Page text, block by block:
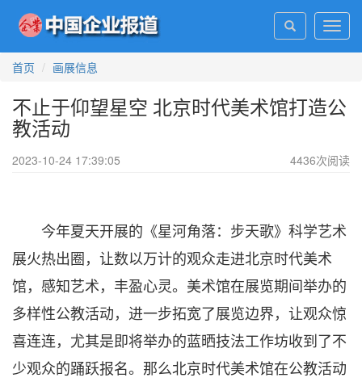
首页
画展信息
不止于仰望星空 北京时代美术馆打造公
教活动
2023-10-24 17:39:05 4436次阅读
今年夏天开展的《星河角落：步天歌》科学艺术
展火热出圈，让数以万计的观众走进北京时代美术
馆，感知艺术，丰盈心灵。美术馆在展览期间举办的
多样性公教活动，进一步拓宽了展览边界，让观众惊
喜连连，尤其是即将举办的蓝晒技法工作坊收到了不
少观众的踊跃报名。那么北京时代美术馆在公教活动